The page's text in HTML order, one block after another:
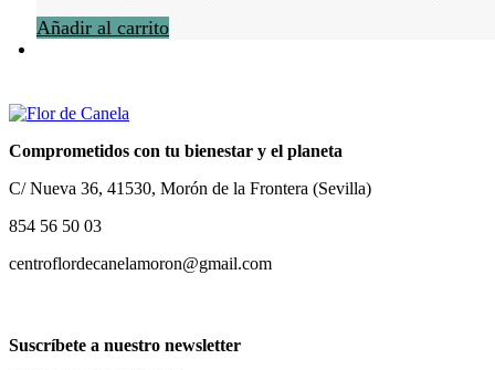
Añadir al carrito
Comprometidos con tu bienestar y el planeta
C/ Nueva 36, 41530, Morón de la Frontera (Sevilla)
854 56 50 03
centroflordecanelamoron@gmail.com
Suscríbete a nuestro newsletter